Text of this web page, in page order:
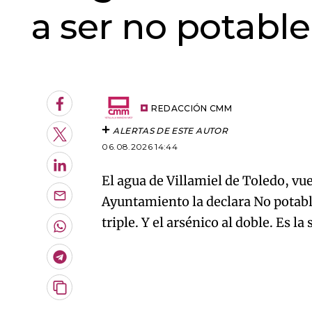
a ser no potable
Facebook
Twitter
LinkedIn
Enviar
por
Email
Whatsapp
Telegram
Copiar
REDACCIÓN CMM
ALERTAS DE ESTE AUTOR
06.08.2026 14:44
El agua de Villamiel de Toledo,
Ayuntamiento la declara No
triple. Y el arsénico al doble. Es la